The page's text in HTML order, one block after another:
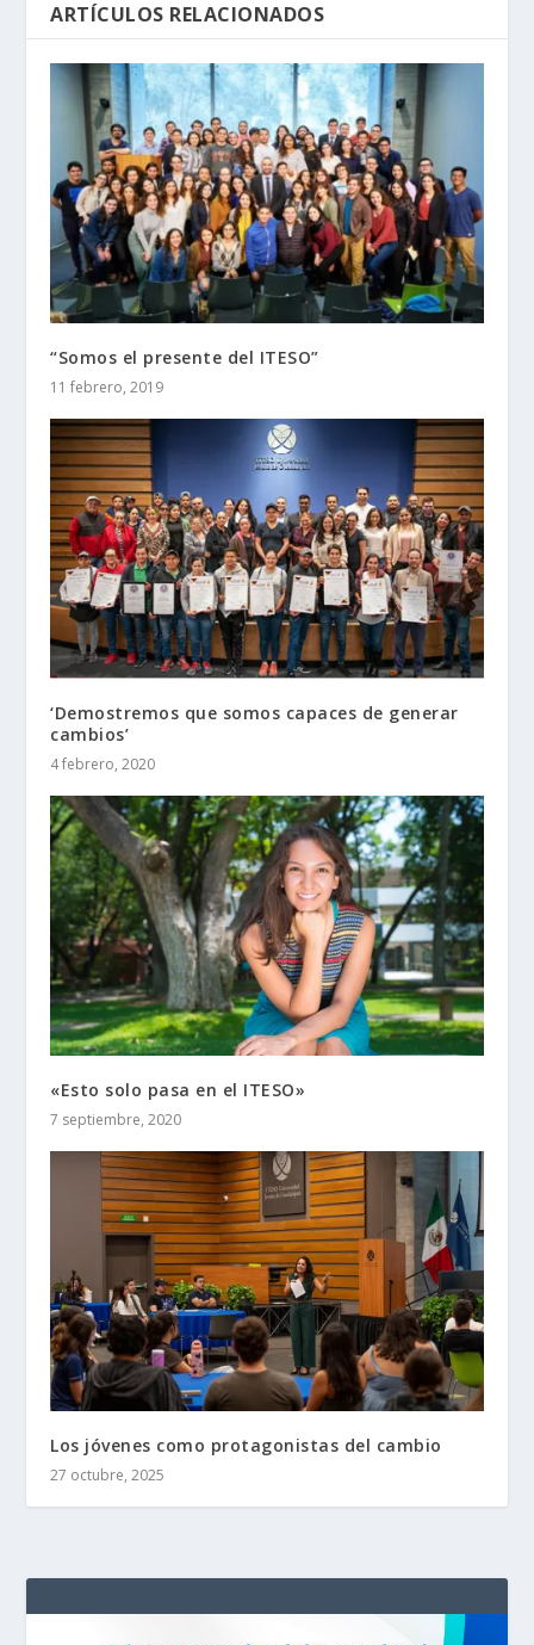
ARTÍCULOS RELACIONADOS
“Somos el presente del ITESO”
11 febrero, 2019
‘Demostremos que somos capaces de generar
cambios’
4 febrero, 2020
«Esto solo pasa en el ITESO»
7 septiembre, 2020
Los jóvenes como protagonistas del cambio
27 octubre, 2025